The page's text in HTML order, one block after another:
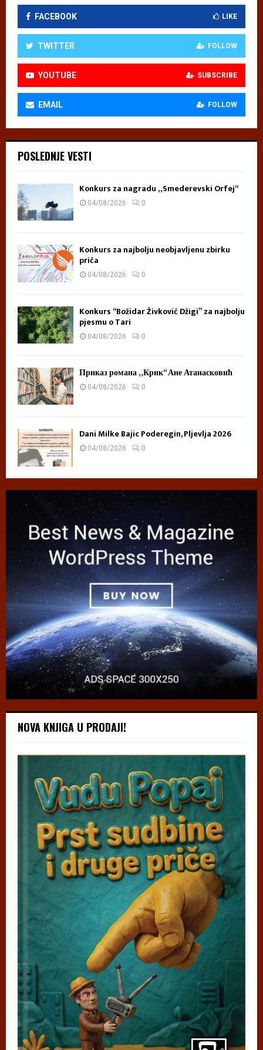
FACEBOOK LIKE
TWITTER FOLLOW
YOUTUBE SUBSCRIBE
EMAIL FOLLOW
POSLEDNJE VESTI
Konkurs za nagradu „Smederevski Orfej“
04/08/2026 0
Konkurs za najbolju neobjavljenu zbirku
priča
04/08/2026 0
Konkurs “Božidar Živković Džigi” za najbolju
pjesmu o Tari
04/08/2026 0
Приказ романа „Крик“ Ане Атанасковић
04/08/2026 0
Dani Milke Bajic Poderegin, Pljevlja 2026
04/08/2026 0
NOVA KNJIGA U PRODAJI!